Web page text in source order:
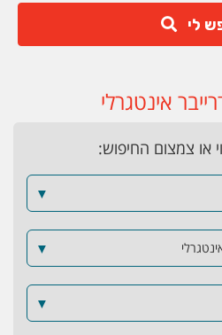
לי
אינטגרלי
או צמצום החיפוש:
▼
▼
▼